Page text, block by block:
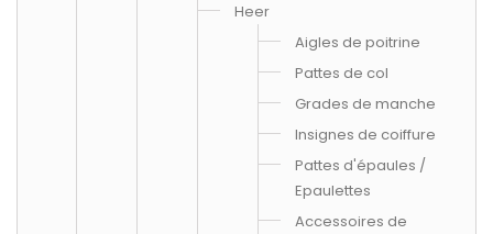
Heer
Aigles de poitrine
Pattes de col
Grades de manche
Insignes de coiffure
Pattes d'épaules /
Epaulettes
Accessoires de